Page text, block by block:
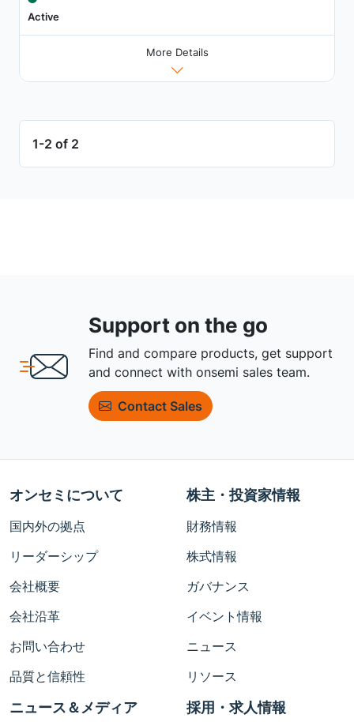
Active
More Details
1-2 of 2
Support on the go
Find and compare products, get support
and connect with onsemi sales team.
Contact Sales
オンセミについて
国内外の拠点
リーダーシップ
会社概要
会社沿革
お問い合わせ
品質と信頼性
株主・投資家情報
財務情報
株式情報
ガバナンス
イベント情報
ニュース
リソース
ニュース＆メディア 採用・求人情報